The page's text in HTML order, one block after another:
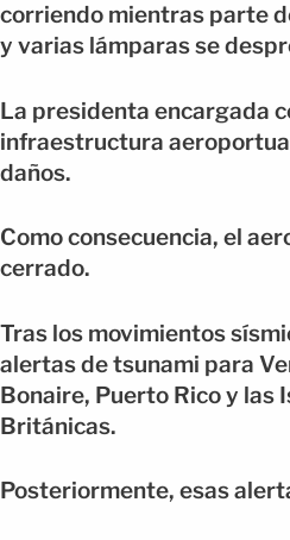
corriendo mientras parte
y varias lámparas se
La presidenta encargada
infraestructura
daños.
Como consecuencia, el
cerrado.
Tras los movimientos
alertas de tsunami para
Bonaire, Puerto Rico y las
Británicas.
Posteriormente, esas